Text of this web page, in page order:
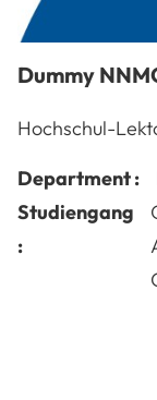
Dummy
Hochschul-
Department :
Studiengang
: